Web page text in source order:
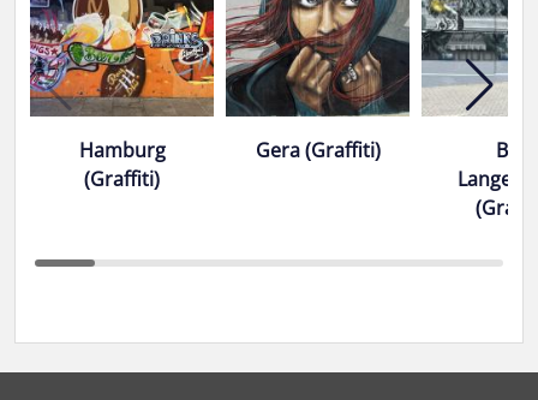
Hamburg
(Graffiti)
Gera (Graffiti)
Bad